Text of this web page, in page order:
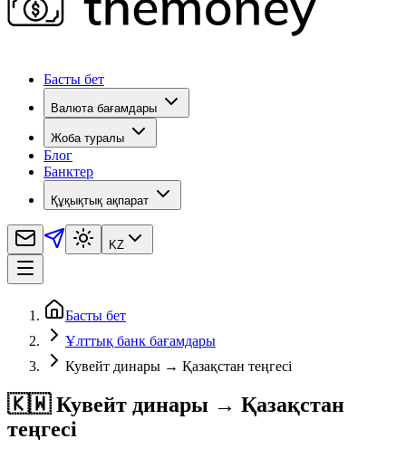
Басты бет
Валюта бағамдары
Жоба туралы
Блог
Банктер
Құқықтық ақпарат
KZ
Басты бет
Ұлттық банк бағамдары
Кувейт динары → Қазақстан теңгесі
🇰🇼 Кувейт динары → Қазақстан
теңгесі